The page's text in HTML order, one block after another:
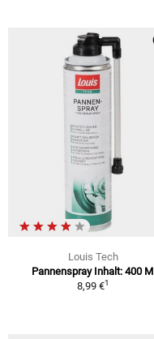
Louis Tech
Pannenspray Inhalt: 400 Ml
8,99 €1